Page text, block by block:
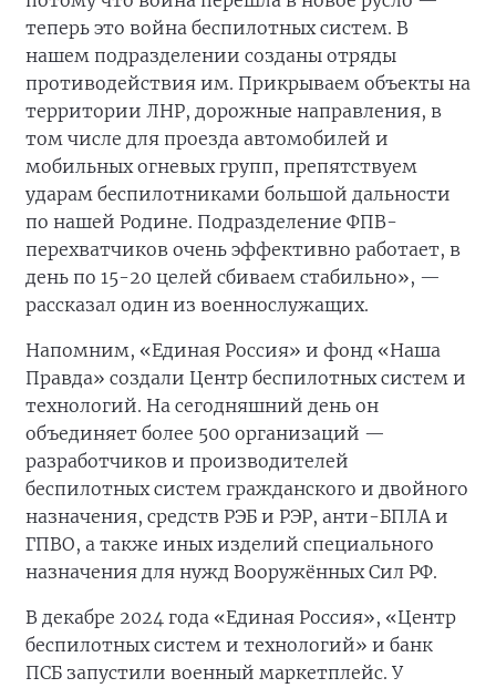
теперь это война беспилотных систем. В
нашем подразделении созданы отряды
противодействия им. Прикрываем объекты на
территории ЛНР, дорожные направления, в
том числе для проезда автомобилей и
мобильных огневых групп, препятствуем
ударам беспилотниками большой дальности
по нашей Родине. Подразделение ФПВ-
перехватчиков очень эффективно работает, в
день по 15-20 целей сбиваем стабильно», —
рассказал один из военнослужащих.
Напомним, «Единая Россия» и фонд «Наша
Правда» создали Центр беспилотных систем и
технологий. На сегодняшний день он
объединяет более 500 организаций —
разработчиков и производителей
беспилотных систем гражданского и двойного
назначения, средств РЭБ и РЭР, анти-БПЛА и
ГПВО, а также иных изделий специального
назначения для нужд Вооружённых Сил РФ.
В декабре 2024 года «Единая Россия», «Центр
беспилотных систем и технологий» и банк
ПСБ запустили военный маркетплейс. У